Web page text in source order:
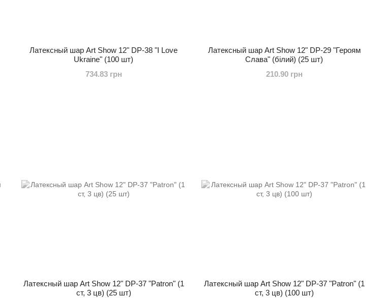
Латексный шар Art Show 12" DP-38 "I Love
Ukraine" (100 шт)
734.83 грн
Латексный шар Art Show 12" DP-29 "Героям
Слава" (білий) (25 шт)
210.90 грн
Латексный шар Art Show 12" DP-37 "Patron" (1
ст, 3 цв) (25 шт)
Латексный шар Art Show 12" DP-37 "Patron" (1
ст, 3 цв) (100 шт)